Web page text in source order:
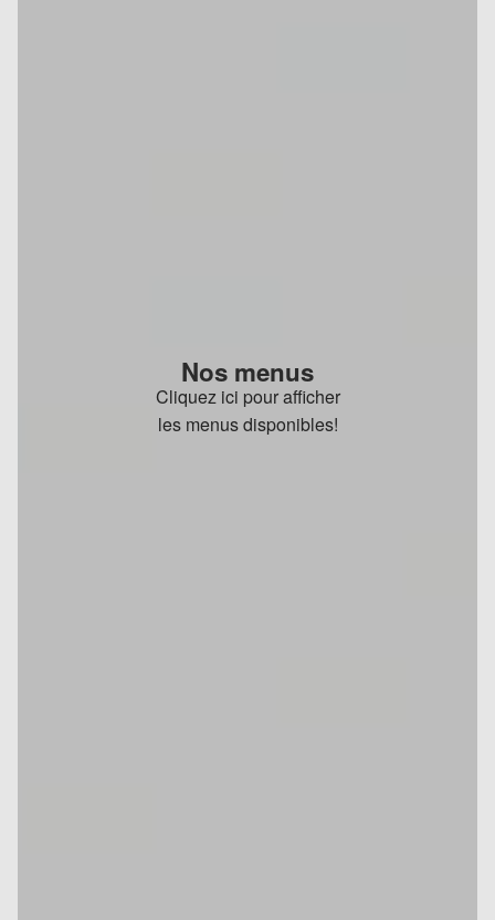
Nos menus
Cliquez ici pour afficher
les menus disponibles!